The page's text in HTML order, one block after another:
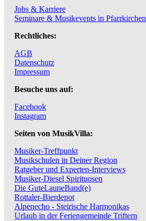
Jobs & Karriere
Seminare & Musikevents in Pfarrkirchen
Rechtliches:
AGB
Datenschutz
Impressum
Besuche uns auf:
Facebook
Instagram
Seiten von MusikVilla:
Musiker-Treffpunkt
Musikschulen in Deiner Region
Ratgeber und Experten-Interviews
Musiker-Diesel Spirituosen
Die GuteLauneBand(e)
Rottaler-Bierdepot
Alpenecho - Steirische Harmonikas
Urlaub in der Feriengemeinde Triftern